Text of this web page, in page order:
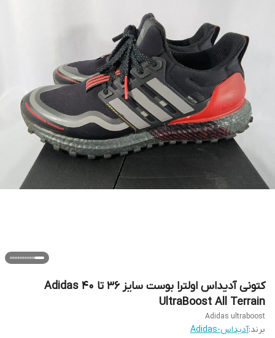
کتونی آدیداس اولترا بوست سایز ۳۶ تا ۴۰ Adidas
UltraBoost All Terrain
Adidas ultraboost
برند:آدیداس-Adidas